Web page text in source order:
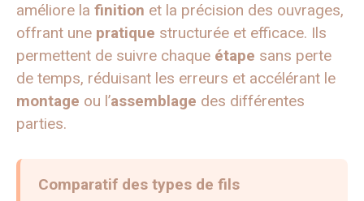
améliore la finition et la précision des ouvrages,
offrant une pratique structurée et efficace. Ils
permettent de suivre chaque étape sans perte
de temps, réduisant les erreurs et accélérant le
montage ou l’assemblage des différentes
parties.
Comparatif des types de fils